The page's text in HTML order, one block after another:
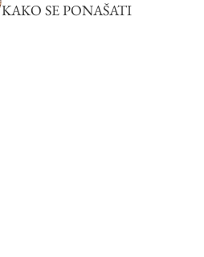
KAKO SE PONAŠATI